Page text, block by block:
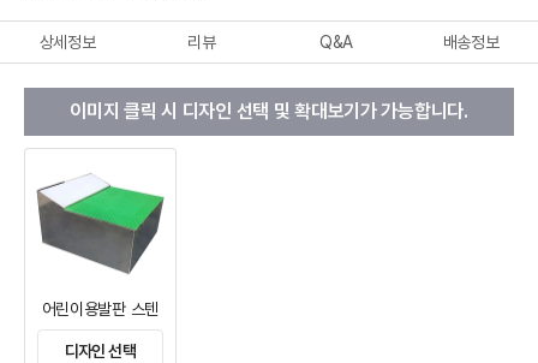
상세정보 리뷰 Q&A 배송정보
이미지 클릭 시 디자인 선택 및 확대보기가 가능합니다.
어린이용발판 스텐
디자인 선택